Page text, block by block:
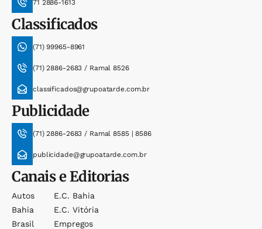
71 2886-1613
Classificados
(71) 99965-8961
(71) 2886-2683 / Ramal 8526
classificados@grupoatarde.com.br
Publicidade
(71) 2886-2683 / Ramal 8585 | 8586
publicidade@grupoatarde.com.br
Canais e Editorias
Autos
Bahia
Brasil
E.c. Bahia
E.c. Vitória
Empregos